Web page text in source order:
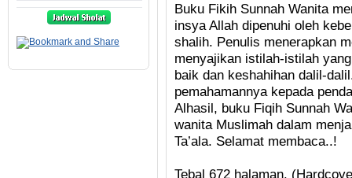
Buku Fikih Sunnah Wanita
insya Allah dipenuhi oleh
shalih. Penulis menerapkan
menyajikan istilah-istilah
baik dan keshahihan dalil-
pemahamannya kepada
Alhasil, buku Fiqih Sunnah
wanita Muslimah dalam
Ta’ala. Selamat membaca..!
Tebal 672 halaman.